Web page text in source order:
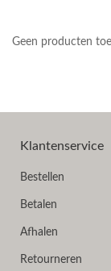
Geen producten
Klantenservice
Bestellen
Betalen
Afhalen
Retourneren